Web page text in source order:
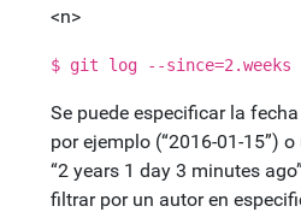
<n>
$ git log --since=2.weeks
Se puede especificar la
por ejemplo (“2016-01-15”)
“2 years 1 day 3 minutes
filtrar por un autor en